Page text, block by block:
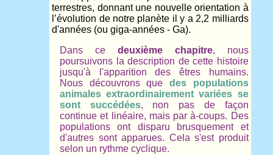
terrestres, donnant une nouvelle orientation à
l’évolution de notre planète il y a 2,2 milliards
d'années (ou giga-années - Ga).
Dans ce deuxième chapitre, nous
poursuivons la description de cette histoire
jusqu'à l'apparition des êtres humains.
Nous découvrons quedes populations
animales extraordinairement variées se
sont succédées, non pas de façon
continue et linéaire, mais par à-coups. Des
populations ont disparu brusquement et
d'autres sont apparues. Cela s'est produit
selon un rythme cyclique.